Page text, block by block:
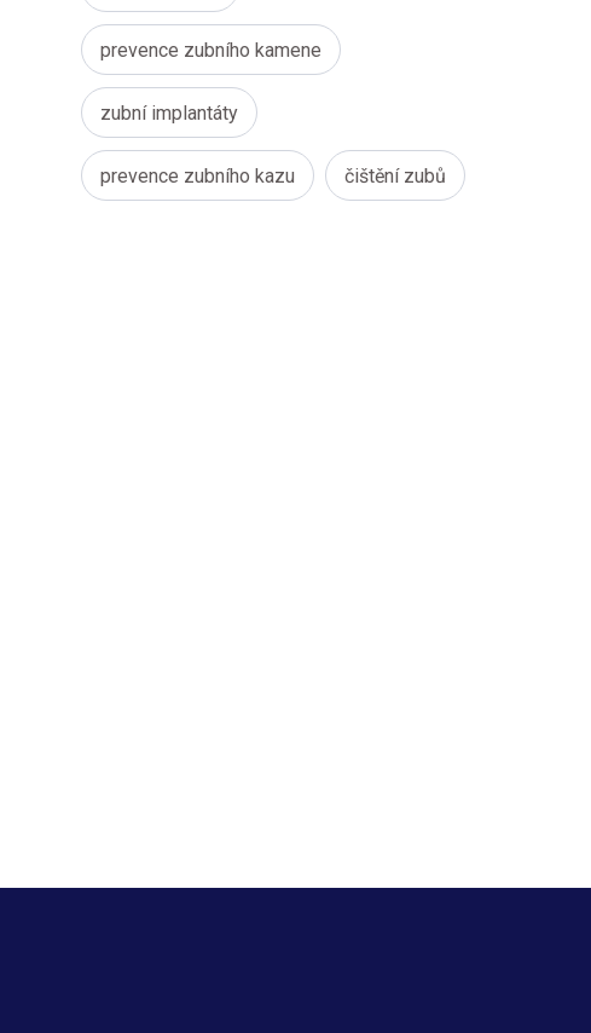
prevence zubního kamene
zubní implantáty
prevence zubního kazu čištění zubů